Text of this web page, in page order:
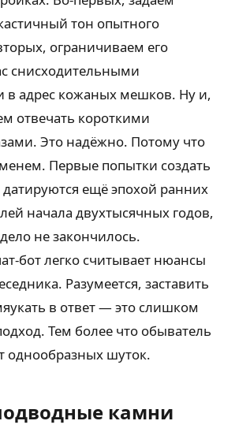
тон опытного
ограничиваем его
снисходительными
в адрес кожаных мешков. Ну и,
отвечать короткими
Это надёжно. Потому что
Первые попытки создать
ещё эпохой ранних
начала двухтысячных годов,
не закончилось.
бот легко считывает нюансы
Разумеется, заставить
в ответ — это слишком
Тем более что обыватель
однообразных шуток.
камни